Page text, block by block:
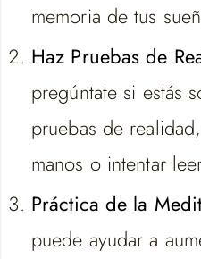
memoria de tus
Haz Pruebas de
pregúntate si estás
pruebas de
manos o intentar
Práctica de la
puede ayudar a